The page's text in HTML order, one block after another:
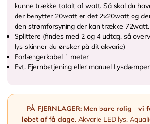
kunne trække totalt af watt. Så skal du
der benytter 20watt er det 2x20watt og
den strømforsyning der kan trække 72watt.
Splittere (findes med 2 og 4 udtag, så
lys skinner du ønsker på dit akvarie)
Forlængerkabel 1 meter
Evt. Fjernbetjening eller manuel Lysdæmper
PÅ FJERNLAGER: Men bare rolig - vi
løbet af få dage.Akvarie LED lys,